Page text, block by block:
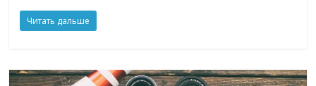
Читать дальше